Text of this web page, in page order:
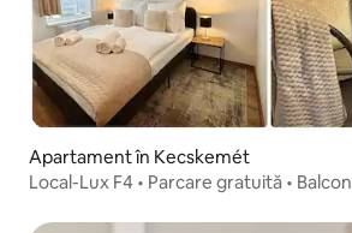
Apartament în Kecskemét
Local-Lux F4 • Parcare gratuită • Balcon